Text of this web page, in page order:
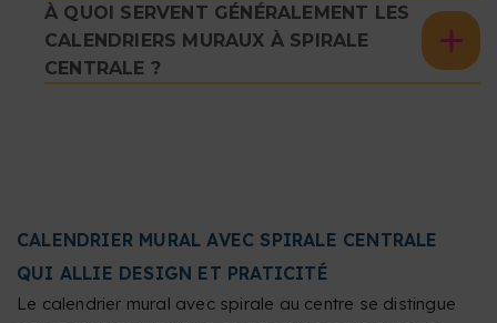
À QUOI SERVENT GÉNÉRALEMENT LES
CALENDRIERS MURAUX À SPIRALE
CENTRALE ?
CALENDRIER MURAL AVEC SPIRALE CENTRALE
QUI ALLIE DESIGN ET PRATICITÉ
Le calendrier mural avec spirale au centre se distingue